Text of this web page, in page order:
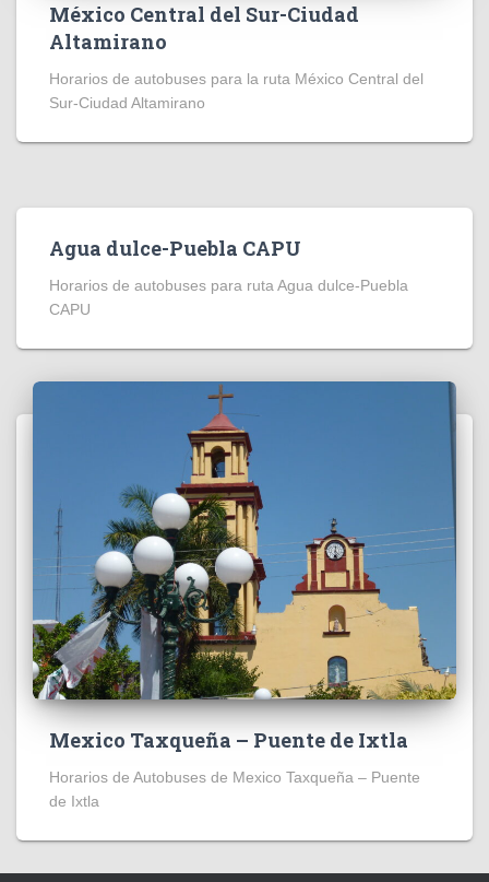
México Central del Sur-Ciudad
Altamirano
Horarios de autobuses para la ruta México Central del
Sur-Ciudad Altamirano
Agua dulce-Puebla CAPU
Horarios de autobuses para ruta Agua dulce-Puebla
CAPU
Mexico Taxqueña – Puente de Ixtla
Horarios de Autobuses de Mexico Taxqueña – Puente
de Ixtla